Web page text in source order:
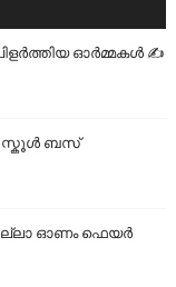
ഓർമ്മകൾ ✍️
സ്കൂൾ ബസ്
ഓണം ഫെയർ